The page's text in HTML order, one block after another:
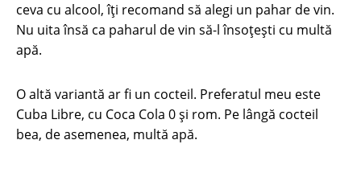
ceva cu alcool, îți recomand să alegi un pahar de vin.
Nu uita însă ca paharul de vin să-l însoțești cu multă
apă.
O altă variantă ar fi un cocteil. Preferatul meu este
Cuba Libre, cu Coca Cola 0 și rom. Pe lângă cocteil
bea, de asemenea, multă apă.